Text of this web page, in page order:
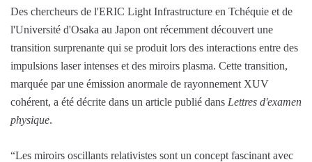
Des chercheurs de l'ERIC Light Infrastructure en Tchéquie et de
l'Université d'Osaka au Japon ont récemment découvert une
transition surprenante qui se produit lors des interactions entre des
impulsions laser intenses et des miroirs plasma. Cette transition,
marquée par une émission anormale de rayonnement XUV
cohérent, a été décrite dans un article publié dans Lettres d'examen
physique.
“Les miroirs oscillants relativistes sont un concept fascinant avec